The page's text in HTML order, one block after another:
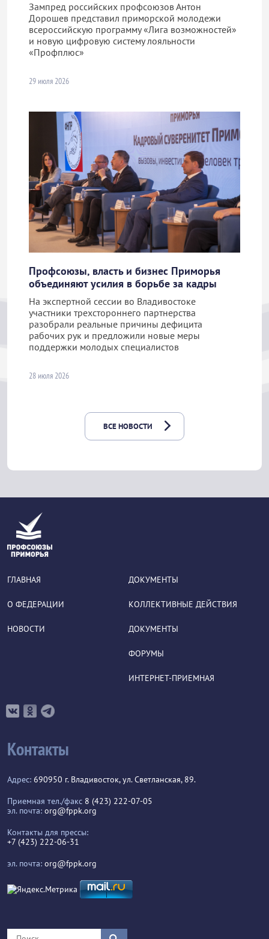
Зампред российских профсоюзов Антон
Дорошев представил приморской молодежи
всероссийскую программу «Лига возможностей»
и новую цифровую систему лояльности
«Профплюс»
29 июля 2026
Профсоюзы, власть и бизнес Приморья
объединяют усилия в борьбе за кадры
На экспертной сессии во Владивостоке
участники трехстороннего партнерства
разобрали реальные причины дефицита
рабочих рук и предложили новые меры
поддержки молодых специалистов
28 июля 2026
ВСЕ НОВОСТИ
ГЛАВНАЯ
О ФЕДЕРАЦИИ
НОВОСТИ
ДОКУМЕНТЫ
КОЛЛЕКТИВНЫЕ ДЕЙСТВИЯ
ДОКУМЕНТЫ
ФОРУМЫ
ИНТЕРНЕТ-ПРИЕМНАЯ
Контакты
Адрес: 690950 г. Владивосток, ул. Светланская, 89.
Приемная тел./факс 8 (423) 222-07-05
эл. почта: org@fppk.org
Контакты для прессы:
+7 (423) 222-06-31
эл. почта: org@fppk.org